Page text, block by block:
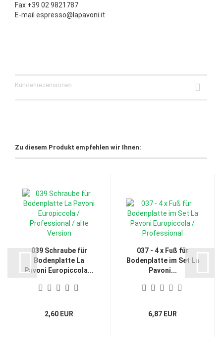
Fax +39 02 9821787
E-mail espresso@lapavoni.it
Kundenrezensionen
Zu diesem Produkt empfehlen wir Ihnen:
039 Schraube für
Bodenplatte La
Pavoni Europiccola...
2,60 EUR
037 - 4 x Fuß für
Bodenplatte im Set La
Pavoni...
6,87 EUR